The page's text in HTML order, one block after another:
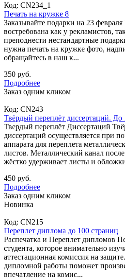
Код: CN234_1
Печать на кружке 8
Заказывайте подарки на 23
востребована как у рекламистов,
преподнести нестандартные
нужна печать на кружке фото,
обращайтесь в наш к...
350 руб.
Подробнее
Заказ одним кликом
Код: CN243
Твёрдый переплёт диссертаций. До
Твердый переплёт Диссертаций
диссертаций осуществляется при
аппарата для переплета
листов. Металлический канал
жёстко удерживает листы и
450 руб.
Подробнее
Заказ одним кликом
Новинка
Код: CN215
Переплет диплома до 100 страниц
Распечатка и Переплет дипломов
студента, которое внимательно
аттестационная комиссия на
дипломной работы поможет
впечатление на комис...